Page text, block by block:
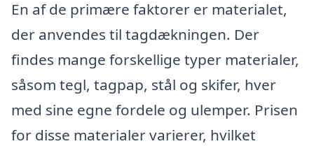
En af de primære faktorer er materialet,
der anvendes til tagdækningen. Der
findes mange forskellige typer materialer,
såsom tegl, tagpap, stål og skifer, hver
med sine egne fordele og ulemper. Prisen
for disse materialer varierer, hvilket